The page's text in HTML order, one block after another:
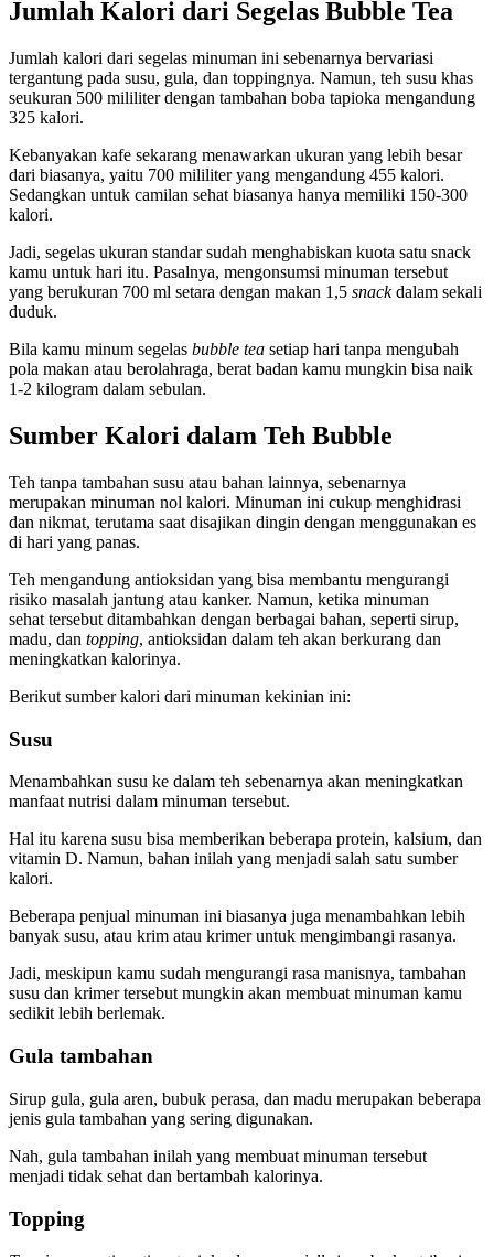
Jumlah Kalori dari Segelas Bubble Tea
Jumlah kalori dari segelas minuman ini sebenarnya bervariasi
tergantung pada susu, gula, dan toppingnya. Namun, teh susu khas
seukuran 500 mililiter dengan tambahan boba tapioka mengandung
325 kalori.
Kebanyakan kafe sekarang menawarkan ukuran yang lebih besar
dari biasanya, yaitu 700 mililiter yang mengandung 455 kalori.
Sedangkan untuk camilan sehat biasanya hanya memiliki 150-300
kalori.
Jadi, segelas ukuran standar sudah menghabiskan kuota satu snack
kamu untuk hari itu. Pasalnya, mengonsumsi minuman tersebut
yang berukuran 700 ml setara dengan makan 1,5 snackdalam sekali
duduk.
Bila kamu minum segelas bubble tea setiap hari tanpa mengubah
pola makan atau berolahraga, berat badan kamu mungkin bisa naik
1-2 kilogram dalam sebulan.
Sumber Kalori dalam Teh Bubble
Teh tanpa tambahan susu atau bahan lainnya, sebenarnya
merupakan minuman nol kalori. Minuman ini cukup menghidrasi
dan nikmat, terutama saat disajikan dingin dengan menggunakan es
di hari yang panas.
Teh mengandung antioksidan yang bisa membantu mengurangi
risiko masalah jantung atau kanker. Namun, ketika minuman
sehat tersebut ditambahkan dengan berbagai bahan, seperti sirup,
madu, dan topping, antioksidan dalam teh akan berkurang dan
meningkatkan kalorinya.
Berikut sumber kalori dari minuman kekinian ini:
Susu
Menambahkan susu ke dalam teh sebenarnya akan meningkatkan
manfaat nutrisi dalam minuman tersebut.
Hal itu karena susu bisa memberikan beberapa protein, kalsium, dan
vitamin D. Namun, bahan inilah yang menjadi salah satu sumber
kalori.
Beberapa penjual minuman ini biasanya juga menambahkan lebih
banyak susu, atau krim atau krimer untuk mengimbangi rasanya.
Jadi, meskipun kamu sudah mengurangi rasa manisnya, tambahan
susu dan krimer tersebut mungkin akan membuat minuman kamu
sedikit lebih berlemak.
Gula tambahan
Sirup gula, gula aren, bubuk perasa, dan madu merupakan beberapa
jenis gula tambahan yang sering digunakan.
Nah, gula tambahan inilah yang membuat minuman tersebut
menjadi tidak sehat dan bertambah kalorinya.
Topping